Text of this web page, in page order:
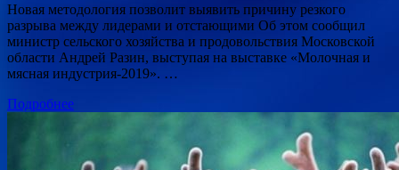
Новая методология позволит выявить причину резкого
разрыва между лидерами и отстающими Об этом сообщил
министр сельского хозяйства и продовольствия Московской
области Андрей Разин, выступая на выставке «Молочная и
мясная индустрия-2019». …
Подробнее